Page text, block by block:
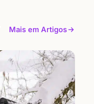
Mais em Artigos